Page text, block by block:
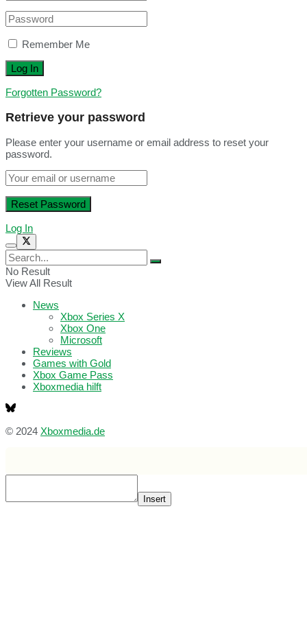
Remember Me
Forgotten Password?
Retrieve your password
Please enter your username or email address to reset your
password.
Log In
No Result
View All Result
News
Xbox Series X
Xbox One
Microsoft
Reviews
Games with Gold
Xbox Game Pass
Xboxmedia hilft
© 2024 Xboxmedia.de
Insert